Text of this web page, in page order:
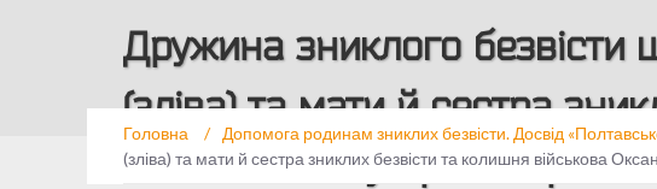
Дружина зниклого безвісти
(зліва) та мати й сестра
Лисенко на зустрічі в
Головна / Допомога родинам зниклих безвісти. Досвід
(зліва) та мати й сестра зниклих безвісти та колишня військова